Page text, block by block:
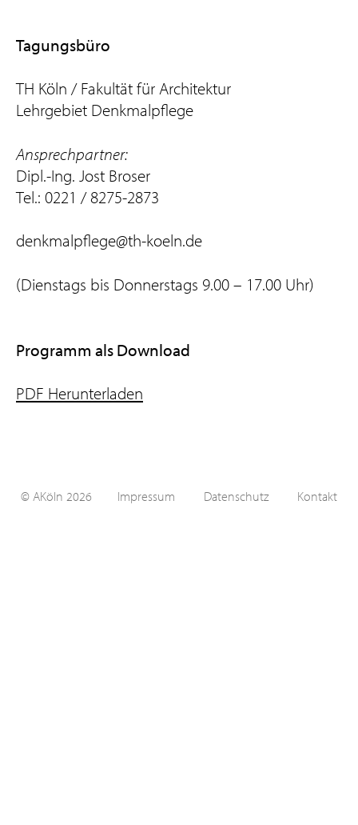
Tagungsbüro
TH Köln / Fakultät für Architektur
Lehrgebiet Denkmalpflege
Ansprechpartner:
Dipl.-Ing. Jost Broser
Tel.: 0221 / 8275-2873
denkmalpflege@th-koeln.de
(Dienstags bis Donnerstags 9.00 – 17.00 Uhr)
Programm als Download
PDF Herunterladen
© AKöln 2026 Impressum Datenschutz Kontakt